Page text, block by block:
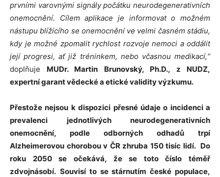
prvními varovnými signály počátku neurodegenerativních
onemocnění. Cílem aplikace je informovat o možném
nástupu blížícího se onemocnění ve velmi časném stádiu,
kdy je možné zpomalit rychlost rozvoje nemoci a oddálit
její progresi, ať již tréninkem, nebo včasnou medikací,“
doplňuje MUDr. Martin Brunovský, Ph.D., z NUDZ,
expertní garant vědecké a etické validity výzkumu.
Přestože nejsou k dispozici přesné údaje o incidenci a
prevalenci jednotlivých neurodegenerativních
onemocnění, podle odborných odhadů trpí
Alzheimerovou chorobou v ČR zhruba 150 tisíc lidí. Do
roku 2050 se očekává, že se toto číslo téměř
zdvojnásobí. Souvisí to se stárnutím české populace,